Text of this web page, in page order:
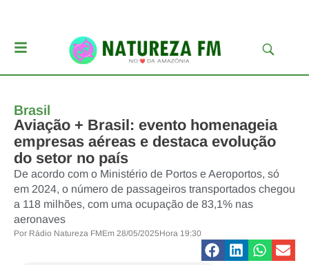
Brasil
Aviação + Brasil: evento homenageia
empresas aéreas e destaca evolução
do setor no país
De acordo com o Ministério de Portos e Aeroportos, só
em 2024, o número de passageiros transportados chegou
a 118 milhões, com uma ocupação de 83,1% nas
aeronaves
Por Rádio Natureza FMEm 28/05/2025Hora 19:30